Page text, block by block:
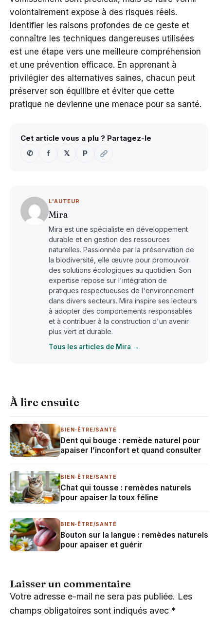
volontairement expose à des risques réels.
Identifier les raisons profondes de ce geste et
connaître les techniques dangereuses utilisées
est une étape vers une meilleure compréhension
et une prévention efficace. En apprenant à
privilégier des alternatives saines, chacun peut
préserver son équilibre et éviter que cette
pratique ne devienne une menace pour sa santé.
Cet article vous a plu ? Partagez-le
✆
f 𝕏 P
L'AUTEUR
Mira
Mira est une spécialiste en développement
durable et en gestion des ressources
naturelles. Passionnée par la préservation de
la biodiversité, elle œuvre pour promouvoir
des solutions écologiques au quotidien. Son
expertise repose sur l'intégration de
pratiques respectueuses de l'environnement
dans divers secteurs. Mira inspire ses lecteurs
à adopter des comportements responsables
et à contribuer à la construction d'un avenir
plus vert et durable.
Tous les articles de Mira →
À lire ensuite
BIEN-ÊTRE/SANTÉ
Dent qui bouge : remède naturel pour
apaiser l’inconfort et quand consulter
BIEN-ÊTRE/SANTÉ
Chat qui tousse : remèdes naturels
pour apaiser la toux féline
BIEN-ÊTRE/SANTÉ
Bouton sur la langue : remèdes naturels
pour apaiser et guérir
Laisser un commentaire
Votre adresse e-mail ne sera pas publiée. Les
champs obligatoires sont indiqués avec *